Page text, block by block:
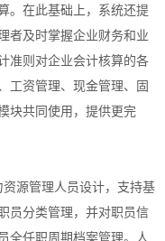
。在此基础上，系统还提
者及时掌握企业财务和业
准则对企业会计核算的各
工资管理、现金管理、固
块共同使用，提供更完
源管理人员设计，支持基
员分类管理，并对职员信
全任职周期档案管理。人